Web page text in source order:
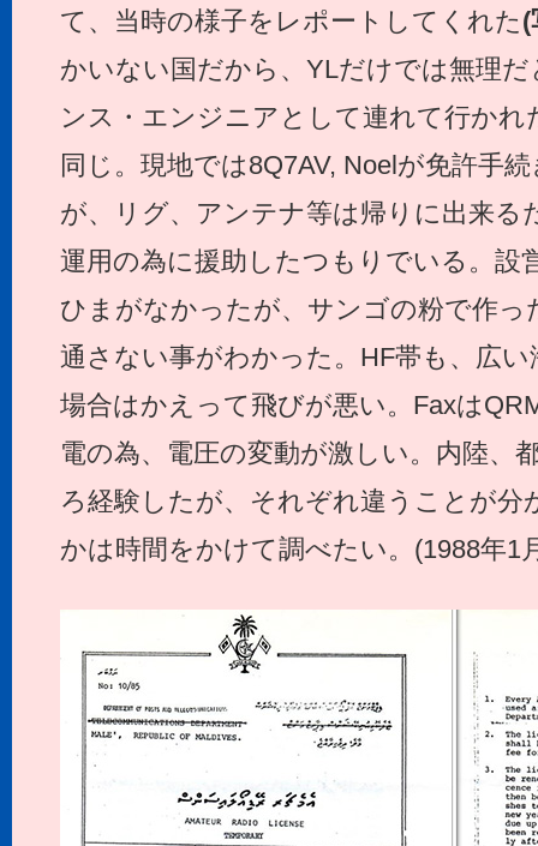
て、当時の様子をレポートしてくれた (
かいない国だから、YLだけでは無理
ンス・エンジニアとして連れて行かれ
同じ。現地では8Q7AV, Noelが免許手
が、リグ、アンテナ等は帰りに出来る
運用の為に援助したつもりでいる。設
ひまがなかったが、サンゴの粉で作っ
通さない事がわかった。HF帯も、広
場合はかえって飛びが悪い。Faxは
電の為、電圧の変動が激しい。内陸、
ろ経験したが、それぞれ違うことが分
かは時間をかけて調べたい。(1988年1